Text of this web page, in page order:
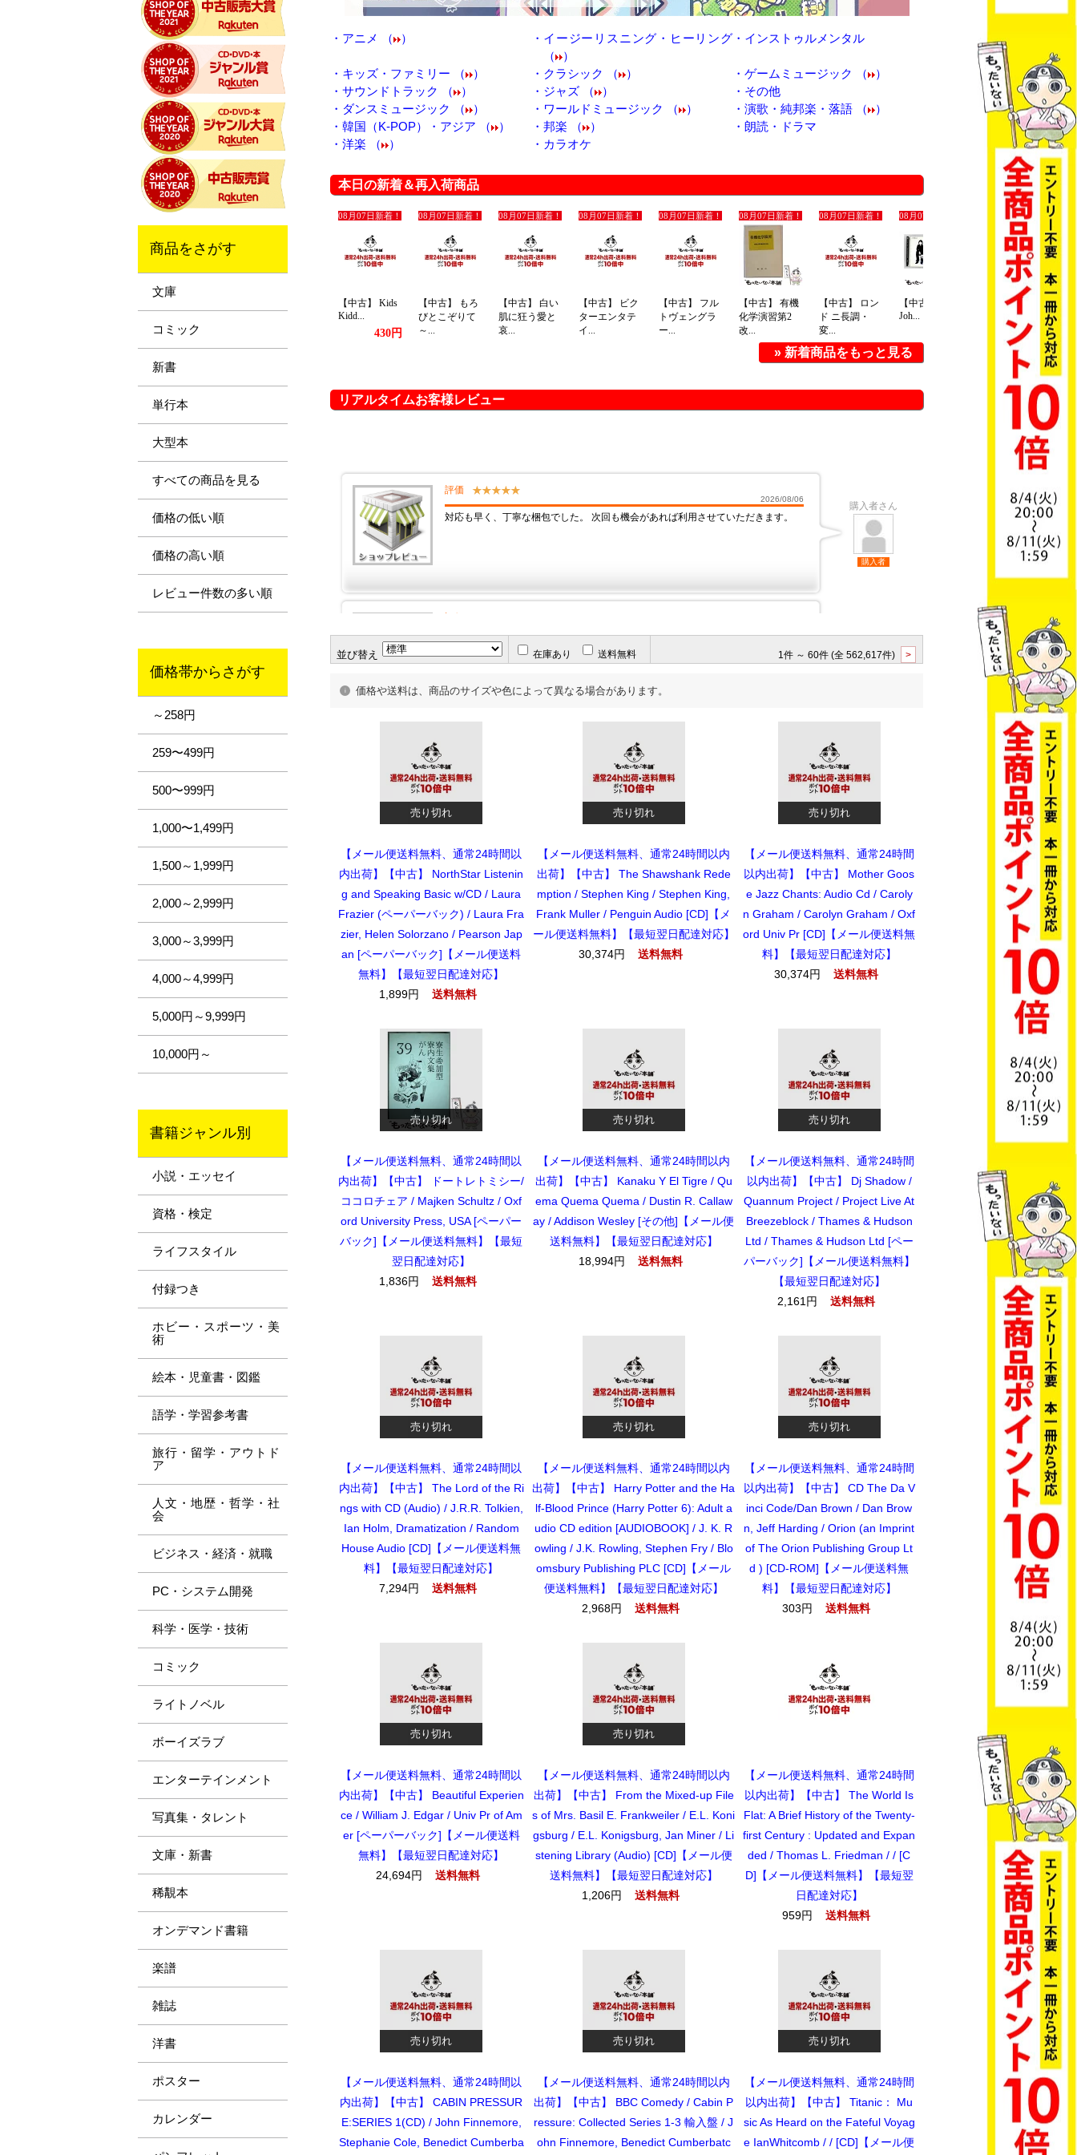
商品をさがす
文庫
コミック
新書
単行本
大型本
すべての商品を見る
価格の低い順
価格の高い順
レビュー件数の多い順
価格帯からさがす
～258円
259〜499円
500〜999円
1,000〜1,499円
1,500～1,999円
2,000～2,999円
3,000～3,999円
4,000～4,999円
5,000円～9,999円
10,000円～
書籍ジャンル別
小説・エッセイ
資格・検定
ライフスタイル
付録つき
ホビー・スポーツ・美
術
絵本・児童書・図鑑
語学・学習参考書
旅行・留学・アウトド
ア
人文・地歴・哲学・社
会
ビジネス・経済・就職
PC・システム開発
科学・医学・技術
コミック
ライトノベル
ボーイズラブ
エンターテインメント
写真集・タレント
文庫・新書
稀覯本
オンデマンド書籍
楽譜
雑誌
洋書
ポスター
カレンダー
・ アニメ （ ） ・ イージーリスニング・ヒーリング
（
）
・ インストゥルメンタル
・ キッズ・ファミリー （ ） ・ クラシック （ ） ・ ゲームミュージック （
）
・ サウンドトラック （ ） ・ ジャズ （ ） ・ その他
・ ダンスミュージック （ ） ・ ワールドミュージック （ ） ・ 演歌・純邦楽・落語 （
）
・ 韓国（K-POP）・アジア （ ） ・ 邦楽 （ ） ・ 朗読・ドラマ
・ 洋楽 （ ） ・ カラオケ
本日の新着＆再入荷商品
» 新着商品をもっと見る
リアルタイムお客様レビュー
並び替え 在庫あり 送料無料 1件 ～ 60件 (全 562,617件) >
価格や送料は、商品のサイズや色によって異なる場合があります。
売り切れ 売り切れ 売り切れ
【メール便送料無料、通常24時間以
内出荷】【中古】 NorthStar Listenin
g and Speaking Basic w/CD / Laura
Frazier (ペーパーバック) / Laura Fra
zier, Helen Solorzano / Pearson Jap
an [ペーパーバック]【メール便送料
無料】【最短翌日配達対応】
1,899円
送料無料
【メール便送料無料、通常24時間以内
出荷】【中古】 The Shawshank Rede
mption / Stephen King / Stephen King,
Frank Muller / Penguin Audio [CD]【メ
ール便送料無料】【最短翌日配達対応】
30,374円
送料無料
【メール便送料無料、通常24時間
以内出荷】【中古】 Mother Goos
e Jazz Chants: Audio Cd / Caroly
n Graham / Carolyn Graham / Oxf
ord Univ Pr [CD]【メール便送料無
料】【最短翌日配達対応】
30,374円
送料無料
売り切れ 売り切れ 売り切れ
【メール便送料無料、通常24時間以
内出荷】【中古】 ドートレトミシー/
ココロチェア / Majken Schultz / Oxf
ord University Press, USA [ペーパー
バック]【メール便送料無料】【最短
翌日配達対応】
1,836円
送料無料
【メール便送料無料、通常24時間以内
出荷】【中古】 Kanaku Y El Tigre / Qu
ema Quema Quema / Dustin R. Callaw
ay / Addison Wesley [その他]【メール便
送料無料】【最短翌日配達対応】
18,994円
送料無料
【メール便送料無料、通常24時間
以内出荷】【中古】 Dj Shadow /
Quannum Project / Project Live At
Breezeblock / Thames & Hudson
Ltd / Thames & Hudson Ltd [ペー
パーバック]【メール便送料無料】
【最短翌日配達対応】
2,161円
送料無料
売り切れ 売り切れ 売り切れ
【メール便送料無料、通常24時間以
内出荷】【中古】 The Lord of the Ri
ngs with CD (Audio) / J.R.R. Tolkien,
Ian Holm, Dramatization / Random
House Audio [CD]【メール便送料無
料】【最短翌日配達対応】
7,294円
送料無料
【メール便送料無料、通常24時間以内
出荷】【中古】 Harry Potter and the Ha
lf-Blood Prince (Harry Potter 6): Adult a
udio CD edition [AUDIOBOOK] / J. K. R
owling / J.K. Rowling, Stephen Fry / Blo
omsbury Publishing PLC [CD]【メール
便送料無料】【最短翌日配達対応】
2,968円
送料無料
【メール便送料無料、通常24時間
以内出荷】【中古】 CD The Da V
inci Code/Dan Brown / Dan Brow
n, Jeff Harding / Orion (an Imprint
of The Orion Publishing Group Lt
d ) [CD-ROM]【メール便送料無
料】【最短翌日配達対応】
303円
送料無料
売り切れ 売り切れ
【メール便送料無料、通常24時間以
内出荷】【中古】 Beautiful Experien
ce / William J. Edgar / Univ Pr of Am
er [ペーパーバック]【メール便送料
無料】【最短翌日配達対応】
24,694円
送料無料
【メール便送料無料、通常24時間以内
出荷】【中古】 From the Mixed-up File
s of Mrs. Basil E. Frankweiler / E.L. Koni
gsburg / E.L. Konigsburg, Jan Miner / Li
stening Library (Audio) [CD]【メール便
送料無料】【最短翌日配達対応】
1,206円
送料無料
【メール便送料無料、通常24時間
以内出荷】【中古】 The World Is
Flat: A Brief History of the Twenty-
first Century : Updated and Expan
ded / Thomas L. Friedman / / [C
D]【メール便送料無料】【最短翌
日配達対応】
959円
送料無料
売り切れ 売り切れ 売り切れ
【メール便送料無料、通常24時間以
内出荷】【中古】 CABIN PRESSUR
E:SERIES 1(CD) / John Finnemore,
Stephanie Cole, Benedict Cumberba
【メール便送料無料、通常24時間以内
出荷】【中古】 BBC Comedy / Cabin P
ressure: Collected Series 1-3 輸入盤 / J
ohn Finnemore, Benedict Cumberbatc
【メール便送料無料、通常24時間
以内出荷】【中古】 Titanic： Mu
sic As Heard on the Fateful Voyag
e IanWhitcomb / / [CD]【メール便